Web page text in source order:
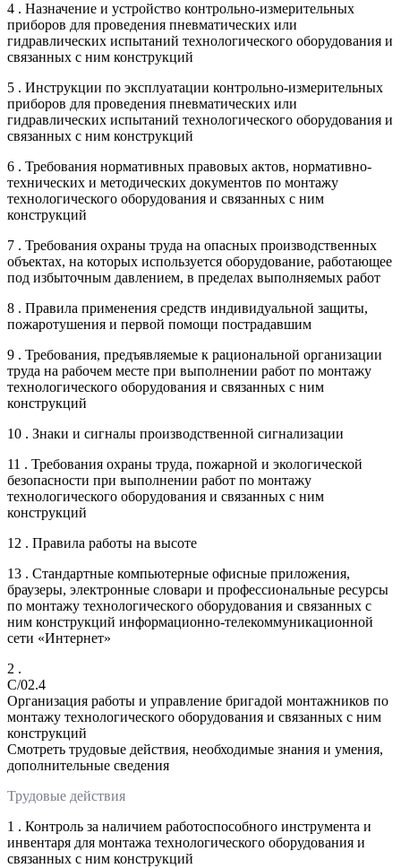
4 . Назначение и устройство контрольно-измерительных
приборов для проведения пневматических или
гидравлических испытаний технологического оборудования и
связанных с ним конструкций
5 . Инструкции по эксплуатации контрольно-измерительных
приборов для проведения пневматических или
гидравлических испытаний технологического оборудования и
связанных с ним конструкций
6 . Требования нормативных правовых актов, нормативно-
технических и методических документов по монтажу
технологического оборудования и связанных с ним
конструкций
7 . Требования охраны труда на опасных производственных
объектах, на которых используется оборудование, работающее
под избыточным давлением, в пределах выполняемых работ
8 . Правила применения средств индивидуальной защиты,
пожаротушения и первой помощи пострадавшим
9 . Требования, предъявляемые к рациональной организации
труда на рабочем месте при выполнении работ по монтажу
технологического оборудования и связанных с ним
конструкций
10 . Знаки и сигналы производственной сигнализации
11 . Требования охраны труда, пожарной и экологической
безопасности при выполнении работ по монтажу
технологического оборудования и связанных с ним
конструкций
12 . Правила работы на высоте
13 . Стандартные компьютерные офисные приложения,
браузеры, электронные словари и профессиональные ресурсы
по монтажу технологического оборудования и связанных с
ним конструкций информационно-телекоммуникационной
сети «Интернет»
2 .
C/02.4
Организация работы и управление бригадой монтажников по
монтажу технологического оборудования и связанных с ним
конструкций
Смотреть трудовые действия, необходимые знания и умения,
дополнительные сведения
Трудовые действия
1 . Контроль за наличием работоспособного инструмента и
инвентаря для монтажа технологического оборудования и
связанных с ним конструкций